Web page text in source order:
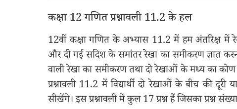
कक्षा 12 गणित प्रश्नावली 11.2 के हल
12वीं कक्षा गणित के अभ्यास 11.2 में हम अंतरिक्ष में
और दी गई सदिश के समांतर रेखा का समीकरण ज्ञात
वाली रेखा का समीकरण तथा दो रेखाओं के मध्य का
प्रश्नावली 11.2 में विद्यार्थी दो रेखाओं के बीच की
सीखेंगे। इस प्रश्नावली में कुल 17 प्रश्न हैं जिसका प्रश्न